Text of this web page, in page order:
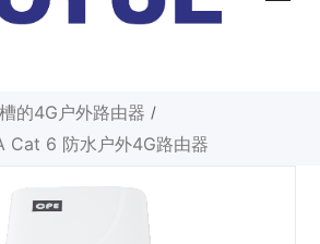
的4G户外路由器 /
Cat 6 防水户外4G路由器